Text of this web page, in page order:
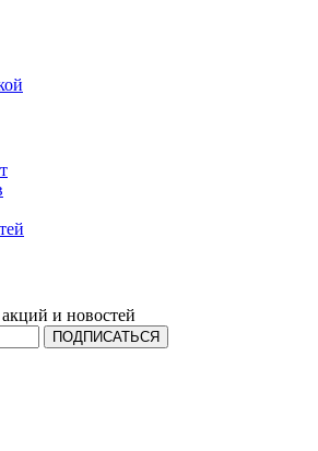
и новостей
ПОДПИСАТЬСЯ